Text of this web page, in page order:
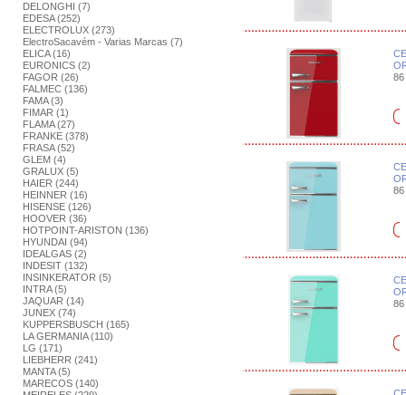
DELONGHI (7)
EDESA (252)
ELECTROLUX (273)
ElectroSacavém - Varias Marcas (7)
ELICA (16)
EURONICS (2)
FAGOR (26)
FALMEC (136)
FAMA (3)
FIMAR (1)
FLAMA (27)
FRANKE (378)
FRASA (52)
GLEM (4)
GRALUX (5)
HAIER (244)
HEINNER (16)
HISENSE (126)
HOOVER (36)
HOTPOINT-ARISTON (136)
HYUNDAI (94)
IDEALGAS (2)
INDESIT (132)
INSINKERATOR (5)
INTRA (5)
JAQUAR (14)
JUNEX (74)
KUPPERSBUSCH (165)
LA GERMANIA (110)
LG (171)
LIEBHERR (241)
MANTA (5)
MARECOS (140)
86
86
86